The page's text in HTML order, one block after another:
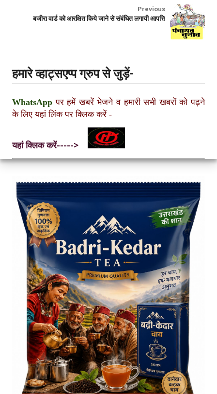
Previous
बजीरा ‌वार्ड को आरक्षित किये जाने से संबंधित लगायी आपत्ति
हमारे व्हाट्सएप्प ग्रुप से जुड़ें-
WhatsApp पर हमें खबरें भेजने व हमारी सभी खबरों को पढ़ने
के लिए यहां लिंक पर क्लिक करें -
यहां क्लिक करें----->